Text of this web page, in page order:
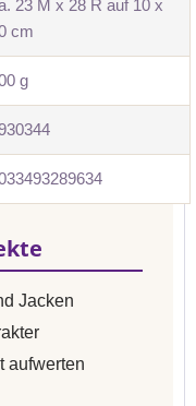
23 M x 28 R auf 10 x
cm
g
Jacken
aufwerten